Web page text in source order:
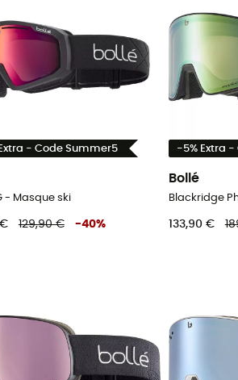
- Code Summer5
- Masque ski
129,90 € -40%
-5% Extra
Bollé
133,90 €